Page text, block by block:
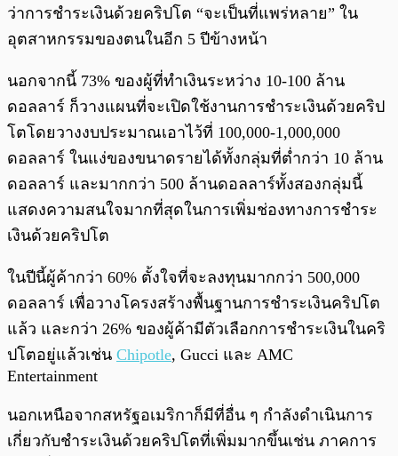
ว่าการชำระเงินด้วยคริปโต “จะเป็นที่แพร่หลาย” ใน
อุตสาหกรรมของตนในอีก 5 ปีข้างหน้า
นอกจากนี้ 73% ของผู้ที่ทำเงินระหว่าง 10-100 ล้าน
ดอลลาร์ ก็วางแผนที่จะเปิดใช้งานการชำระเงินด้วยคริป
โตโดยวางงบประมาณเอาไว้ที่ 100,000-1,000,000
ดอลลาร์ ในแง่ของขนาดรายได้ทั้งกลุ่มที่ต่ำกว่า 10 ล้าน
ดอลลาร์ และมากกว่า 500 ล้านดอลลาร์ทั้งสองกลุ่มนี้
แสดงความสนใจมากที่สุดในการเพิ่มช่องทางการชำระ
เงินด้วยคริปโต
ในปีนี้ผู้ค้ากว่า 60% ตั้งใจที่จะลงทุนมากกว่า 500,000
ดอลลาร์ เพื่อวางโครงสร้างพื้นฐานการชำระเงินคริปโต
แล้ว และกว่า 26% ของผู้ค้ามีตัวเลือกการชำระเงินในคริ
ปโตอยู่แล้วเช่น Chipotle, Gucci และ AMC
Entertainment
นอกเหนือจากสหรัฐอเมริกาก็มีที่อื่น ๆ กำลังดำเนินการ
เกี่ยวกับชำระเงินด้วยคริปโตที่เพิ่มมากขึ้นเช่น ภาคการ